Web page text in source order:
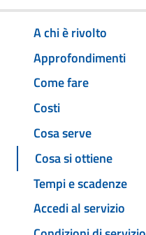
A chi è rivolto
Approfondimenti
Come fare
Costi
Cosa serve
Cosa si ottiene
Tempi e scadenze
Accedi al servizio